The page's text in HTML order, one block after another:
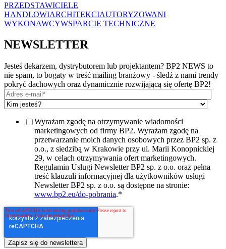
PRZEDSTAWICIELE
HANDLOWIARCHITEKCIAUTORYZOWANI
WYKONAWCYWSPARCIE TECHNICZNE
NEWSLETTER
Jesteś dekarzem, dystrybutorem lub projektantem? BP2 NEWS to
nie spam, to bogaty w treść mailing branżowy - śledź z nami trendy
pokryć dachowych oraz dynamicznie rozwijającą się ofertę BP2!
Wyrażam zgodę na otrzymywanie wiadomości
marketingowych od firmy BP2. Wyrażam zgodę na
przetwarzanie moich danych osobowych przez BP2 sp. z
o.o., z siedzibą w Krakowie przy ul. Marii Konopnickiej
29, w celach otrzymywania ofert marketingowych.
Regulamin Usługi Newsletter BP2 sp. z o.o. oraz pełna
treść klauzuli informacyjnej dla użytkowników usługi
Newsletter BP2 sp. z o.o. są dostępne na stronie:
www.bp2.eu/do-pobrania.*